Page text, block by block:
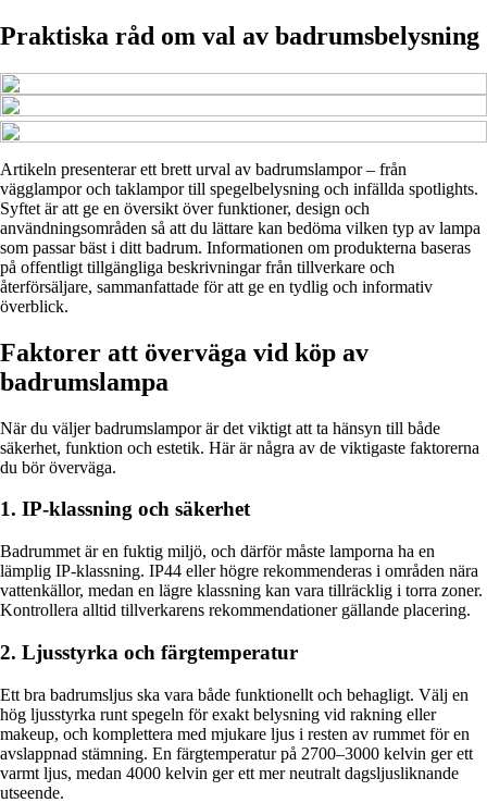
Praktiska råd om val av badrumsbelysning
Artikeln presenterar ett brett urval av badrumslampor – från
vägglampor och taklampor till spegelbelysning och infällda spotlights.
Syftet är att ge en översikt över funktioner, design och
användningsområden så att du lättare kan bedöma vilken typ av lampa
som passar bäst i ditt badrum. Informationen om produkterna baseras
på offentligt tillgängliga beskrivningar från tillverkare och
återförsäljare, sammanfattade för att ge en tydlig och informativ
överblick.
Faktorer att överväga vid köp av
badrumslampa
När du väljer badrumslampor är det viktigt att ta hänsyn till både
säkerhet, funktion och estetik. Här är några av de viktigaste faktorerna
du bör överväga.
1. IP-klassning och säkerhet
Badrummet är en fuktig miljö, och därför måste lamporna ha en
lämplig IP-klassning. IP44 eller högre rekommenderas i områden nära
vattenkällor, medan en lägre klassning kan vara tillräcklig i torra zoner.
Kontrollera alltid tillverkarens rekommendationer gällande placering.
2. Ljusstyrka och färgtemperatur
Ett bra badrumsljus ska vara både funktionellt och behagligt. Välj en
hög ljusstyrka runt spegeln för exakt belysning vid rakning eller
makeup, och komplettera med mjukare ljus i resten av rummet för en
avslappnad stämning. En färgtemperatur på 2700–3000 kelvin ger ett
varmt ljus, medan 4000 kelvin ger ett mer neutralt dagsljusliknande
utseende.